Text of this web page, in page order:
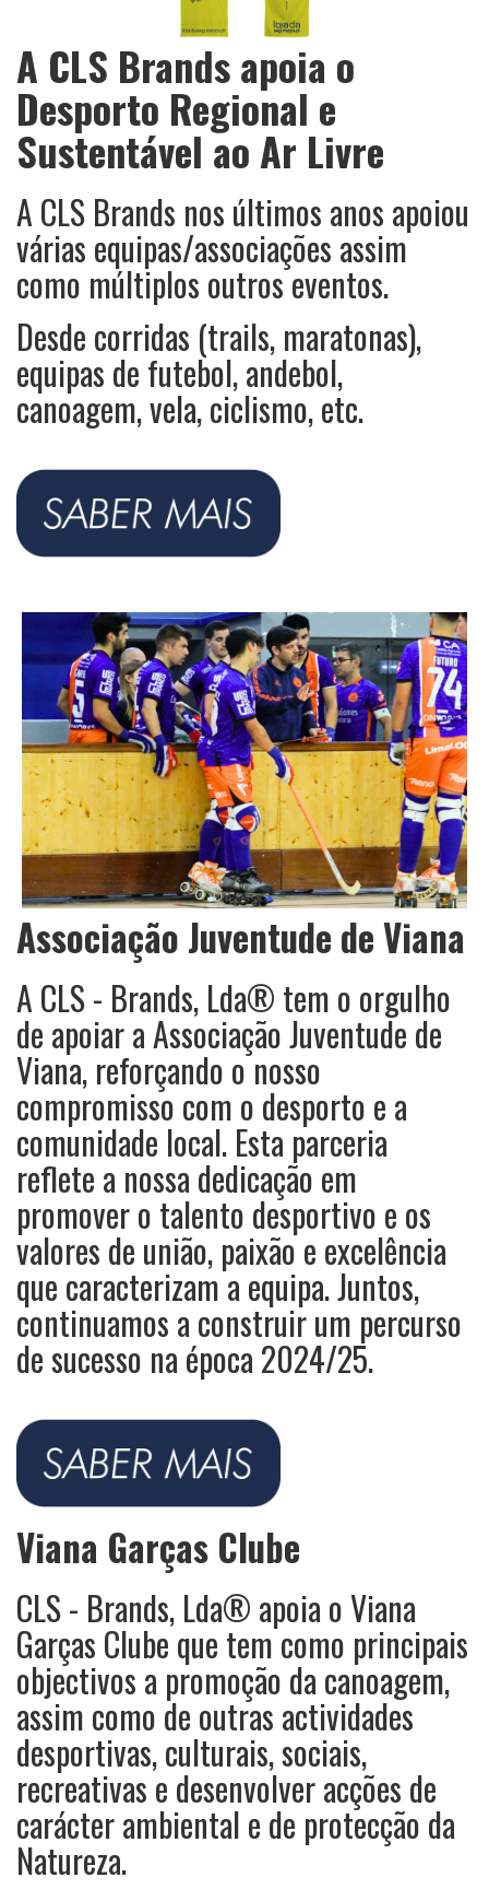
A CLS Brands apoia o
Desporto Regional e
Sustentável ao Ar Livre
A CLS Brands nos últimos anos apoiou
várias equipas/associações assim
como múltiplos outros eventos.
Desde corridas (trails, maratonas),
equipas de futebol, andebol,
canoagem, vela, ciclismo, etc.
Associação Juventude de Viana
A CLS - Brands, Lda® tem o orgulho
de apoiar a Associação Juventude de
Viana, reforçando o nosso
compromisso com o desporto e a
comunidade local. Esta parceria
reflete a nossa dedicação em
promover o talento desportivo e os
valores de união, paixão e excelência
que caracterizam a equipa. Juntos,
continuamos a construir um percurso
de sucesso na época 2024/25.
Viana Garças Clube
CLS - Brands, Lda® apoia o Viana
Garças Clube que tem como principais
objectivos a promoção da canoagem,
assim como de outras actividades
desportivas, culturais, sociais,
recreativas e desenvolver acções de
carácter ambiental e de protecção da
Natureza.